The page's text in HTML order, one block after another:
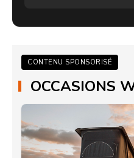
CONTENU SPONSORISÉ
OCCASIONS